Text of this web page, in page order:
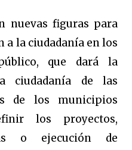
nuevas figuras para
la ciudadanía en los
que dará la
ciudadanía de las
de los municipios
los proyectos,
o ejecución de